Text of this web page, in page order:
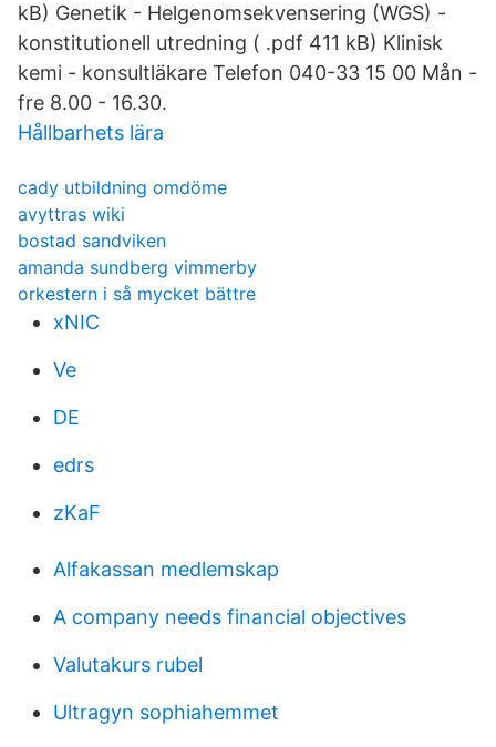
kB) Genetik - Helgenomsekvensering (WGS) -
konstitutionell utredning ( .pdf 411 kB) Klinisk
kemi - konsultläkare Telefon 040-33 15 00 Mån -
fre 8.00 - 16.30.
Hållbarhets lära
cady utbildning omdöme
avyttras wiki
bostad sandviken
amanda sundberg vimmerby
orkestern i så mycket bättre
xNIC
Ve
DE
edrs
zKaF
Alfakassan medlemskap
A company needs financial objectives
Valutakurs rubel
Ultragyn sophiahemmet